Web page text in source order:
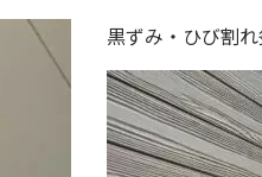
黒ずみ・ひび割